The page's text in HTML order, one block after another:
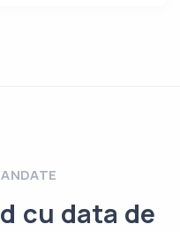
cu data de